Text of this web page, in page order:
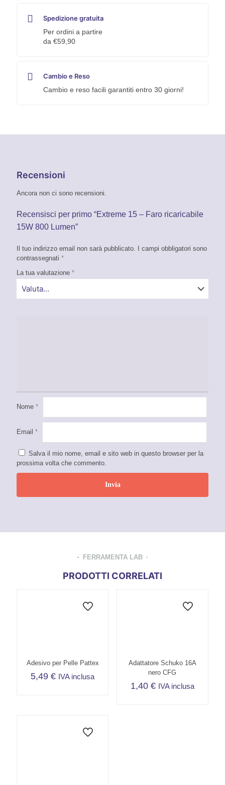
Spedizione gratuita
Per ordini a partire
da €59,90
Cambio e Reso
Cambio e reso facili garantiti entro 30 giorni!
Recensioni
Ancora non ci sono recensioni.
Recensisci per primo “Extreme 15 – Faro ricaricabile
15W 800 Lumen”
Il tuo indirizzo email non sarà pubblicato.
I campi obbligatori sono
contrassegnati *
La tua valutazione *
Nome *
Email *
Salva il mio nome, email e sito web in questo browser per la
prossima volta che commento.
FERRAMENTA LAB
PRODOTTI CORRELATI
Adesivo per Pelle Pattex
5,49€ IVA inclusa
Adattatore Schuko 16A
nero CFG
1,40 € IVA inclusa